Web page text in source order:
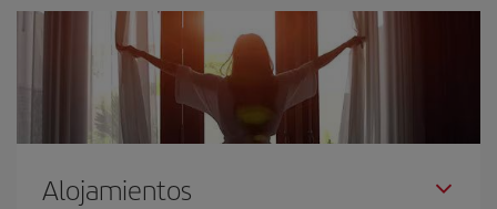
Alojamientos